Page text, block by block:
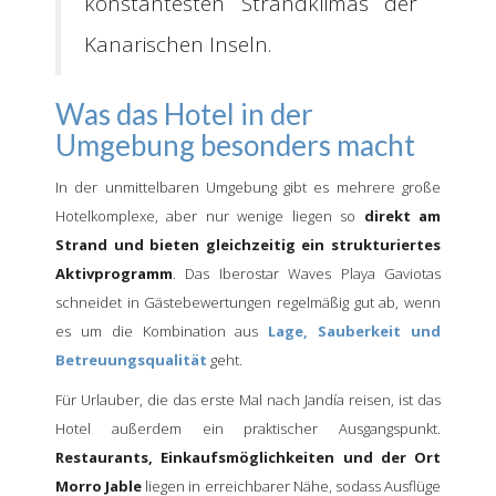
Kanarischen Inseln.
Was das Hotel in der
Umgebung besonders macht
In der unmittelbaren Umgebung gibt es mehrere große
Hotelkomplexe, aber nur wenige liegen so direkt am
Strand und bieten gleichzeitig ein strukturiertes
Aktivprogramm. Das Iberostar Waves Playa Gaviotas
schneidet in Gästebewertungen regelmäßig gut ab, wenn
es um die Kombination aus Lage, Sauberkeit und
Betreuungsqualität geht.
Für Urlauber, die das erste Mal nach Jandía reisen, ist das
Hotel außerdem ein praktischer Ausgangspunkt.
Restaurants, Einkaufsmöglichkeiten und der Ort
Morro Jable liegen in erreichbarer Nähe, sodass Ausflüge